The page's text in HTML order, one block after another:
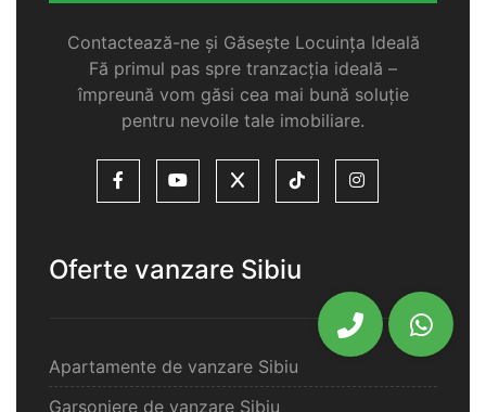
Contactează-ne și Găsește Locuința Ideală
Fă primul pas spre tranzacția ideală –
împreună vom găsi cea mai bună soluție
pentru nevoile tale imobiliare.
Oferte vanzare Sibiu
Apartamente de vanzare Sibiu
Garsoniere de vanzare Sibiu